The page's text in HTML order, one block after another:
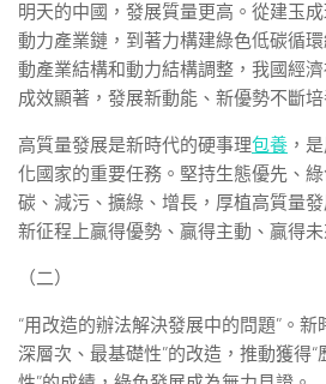
明天的中國，發展質量更高。從建玉
動力產業鏈，到著力構建綠色低碳循
動產業結構和動力結構調整，我國經
成效顯著，發展新動能、新優勢不斷培
高質量發展是新時代的硬事理包養 ，
化國家的重要任務。堅持生態優先、
碳、減污、擴綠、增長，厚植高質量
新征程上贏得優勢、贏得主動、贏得未
（二）
“用改造的辦法解決發展中的問題”。新
深層次、最基礎性”的改造，推動獲得“